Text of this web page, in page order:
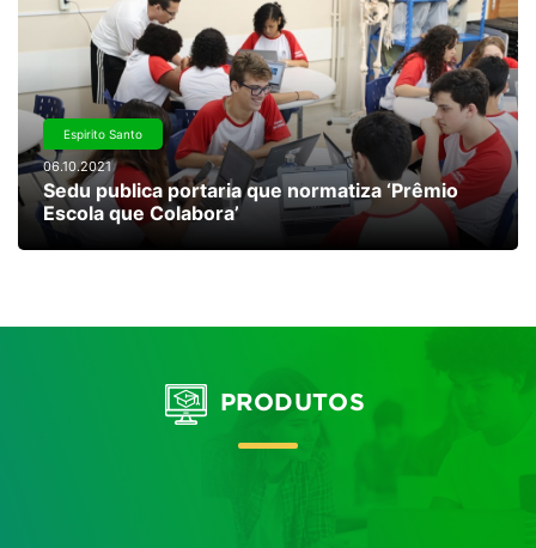
Espirito Santo
06.10.2021
Sedu publica portaria que normatiza ‘Prêmio
Escola que Colabora’
PRODUTOS